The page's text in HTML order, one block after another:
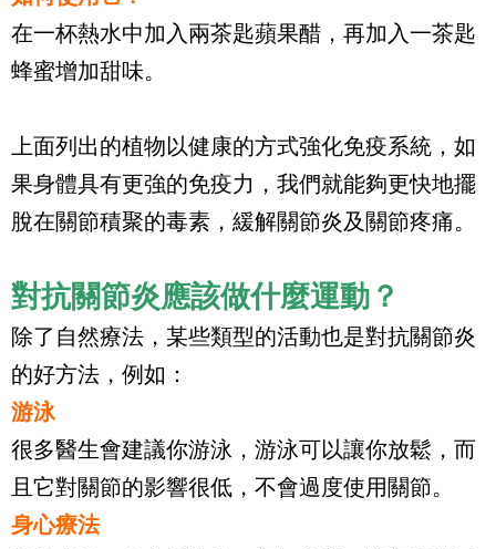
在一杯熱水中加入兩茶匙蘋果醋，再加入一茶匙
蜂蜜增加甜味。
上面列出的植物以健康的方式強化免疫系統，如
果身體具有更強的免疫力，我們就能夠更快地擺
脫在關節積聚的毒素，緩解關節炎及關節疼痛。
對抗關節炎應該做什麼運動？
除了自然療法，某些類型的活動也是對抗關節炎
的好方法，例如：
游泳
很多醫生會建議你游泳，游泳可以讓你放鬆，而
且它對關節的影響很低，不會過度使用關節。
身心療法